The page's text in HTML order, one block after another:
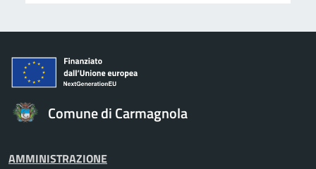
Comune di Carmagnola
AMMINISTRAZIONE